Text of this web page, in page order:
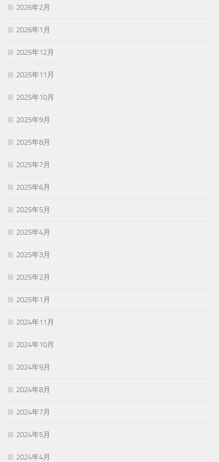
2026年2月
2026年1月
2025年12月
2025年11月
2025年10月
2025年9月
2025年8月
2025年7月
2025年6月
2025年5月
2025年4月
2025年3月
2025年2月
2025年1月
2024年11月
2024年10月
2024年9月
2024年8月
2024年7月
2024年5月
2024年4月